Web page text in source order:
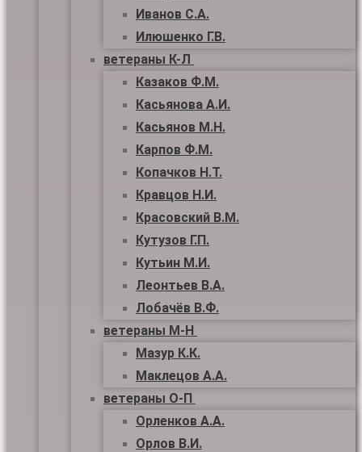
Иванов С.А.
Илюшенко Г.В.
ветераны К-Л
Казаков Ф.М.
Касьянова А.И.
Касьянов М.Н.
Карпов Ф.М.
Копачков Н.Т.
Кравцов Н.И.
Красовский В.М.
Кутузов Г.П.
Кутьин М.И.
Леонтьев В.А.
Лобачёв В.Ф.
ветераны М-Н
Мазур К.К.
Маклецов А.А.
ветераны О-П
Орленков А.А.
Орлов В.И.